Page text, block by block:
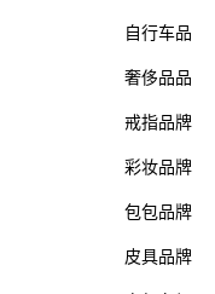
自行车品
奢侈品品
戒指品牌
彩妆品牌
包包品牌
皮具品牌